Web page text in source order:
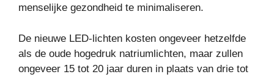
menselijke gezondheid te minimaliseren.
De nieuwe LED-lichten kosten ongeveer hetzelfde
als de oude hogedruk natriumlichten, maar zullen
ongeveer 15 tot 20 jaar duren in plaats van drie tot